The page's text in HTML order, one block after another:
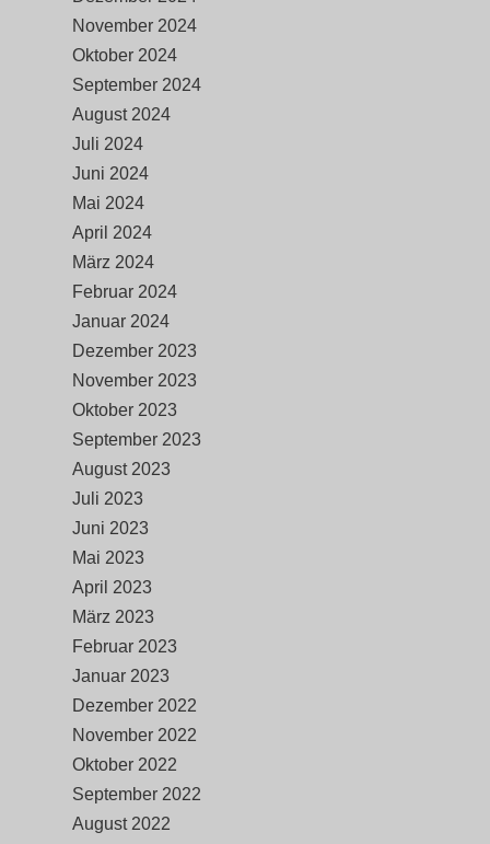
November 2024
Oktober 2024
September 2024
August 2024
Juli 2024
Juni 2024
Mai 2024
April 2024
März 2024
Februar 2024
Januar 2024
Dezember 2023
November 2023
Oktober 2023
September 2023
August 2023
Juli 2023
Juni 2023
Mai 2023
April 2023
März 2023
Februar 2023
Januar 2023
Dezember 2022
November 2022
Oktober 2022
September 2022
August 2022